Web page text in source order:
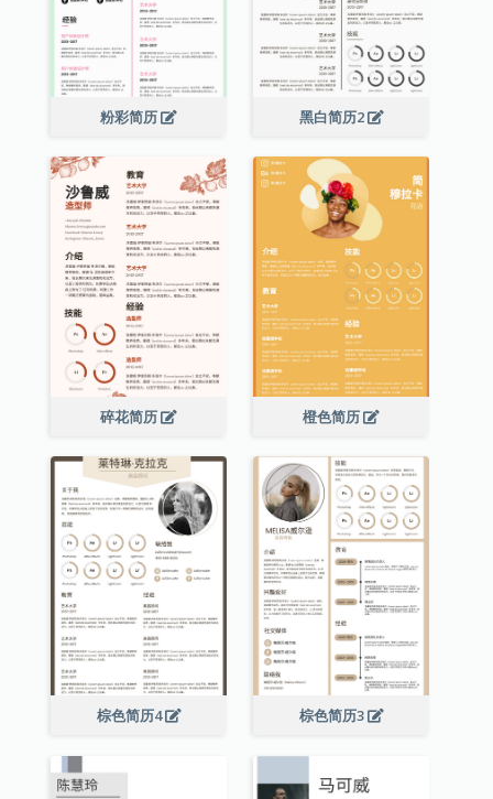
粉彩简历 黑白简历2
碎花简历 橙色简历
棕色简历4 棕色简历3